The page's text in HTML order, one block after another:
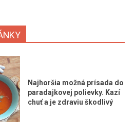
Najhoršia možná prísada do
paradajkovej polievky. Kazí
chuť a je zdraviu škodlivý